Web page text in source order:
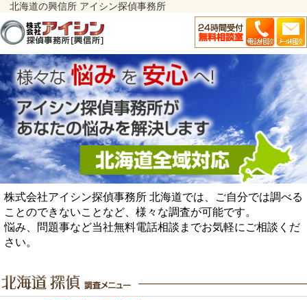
北海道の興信所 アイシン探偵事務所
株式会社アイシン探偵事務所 北海道では、ご自分では調べる
ことのできないことなど、様々な調査が可能です。
悩み、問題事など当社無料電話相談までお気軽にご相談くだ
さい。